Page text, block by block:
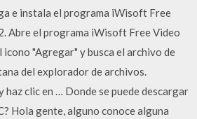
e instala el programa iWisoft Free
Abre el programa iWisoft Free Video
icono "Agregar" y busca el archivo de
del explorador de archivos.
haz clic en … Donde se puede descargar
Hola gente, alguno conoce alguna